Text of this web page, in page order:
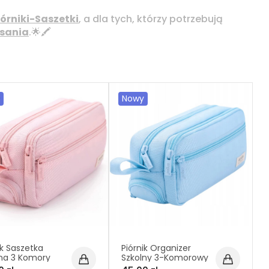
Saszetki, a dla tych, którzy potrzebują
.🌟🖍️
Saszetka
3 Komory
Nowy
Piórnik Organizer
Szkolny 3-Komorowy